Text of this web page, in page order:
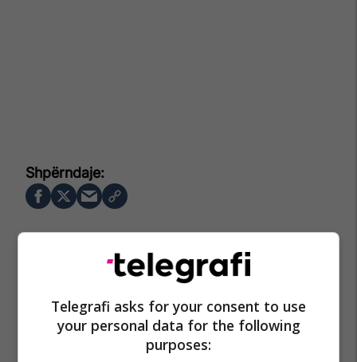
Telegrafi asks for your consent to use
your personal data for the following
purposes: